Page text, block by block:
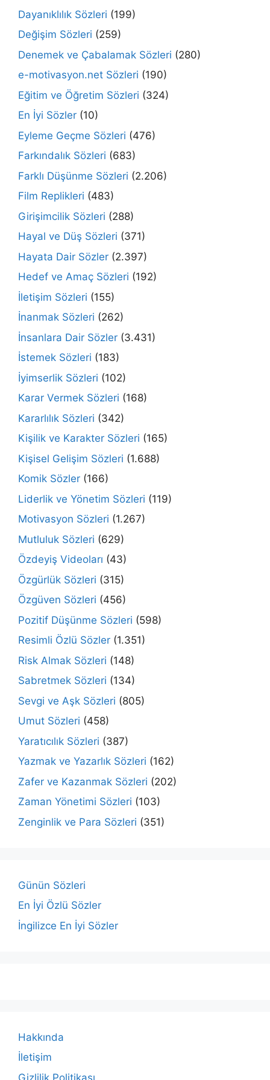
Dayanıklılık Sözleri (199)
Değişim Sözleri (259)
Denemek ve Çabalamak Sözleri (280)
e-motivasyon.net Sözleri (190)
Eğitim ve Öğretim Sözleri (324)
En İyi Sözler (10)
Eyleme Geçme Sözleri (476)
Farkındalık Sözleri (683)
Farklı Düşünme Sözleri (2.206)
Film Replikleri (483)
Girişimcilik Sözleri (288)
Hayal ve Düş Sözleri (371)
Hayata Dair Sözler (2.397)
Hedef ve Amaç Sözleri (192)
İletişim Sözleri (155)
İnanmak Sözleri (262)
İnsanlara Dair Sözler (3.431)
İstemek Sözleri (183)
İyimserlik Sözleri (102)
Karar Vermek Sözleri (168)
Kararlılık Sözleri (342)
Kişilik ve Karakter Sözleri (165)
Kişisel Gelişim Sözleri (1.688)
Komik Sözler (166)
Liderlik ve Yönetim Sözleri (119)
Motivasyon Sözleri (1.267)
Mutluluk Sözleri (629)
Özdeyiş Videoları (43)
Özgürlük Sözleri (315)
Özgüven Sözleri (456)
Pozitif Düşünme Sözleri (598)
Resimli Özlü Sözler (1.351)
Risk Almak Sözleri (148)
Sabretmek Sözleri (134)
Sevgi ve Aşk Sözleri (805)
Umut Sözleri (458)
Yaratıcılık Sözleri (387)
Yazmak ve Yazarlık Sözleri (162)
Zafer ve Kazanmak Sözleri (202)
Zaman Yönetimi Sözleri (103)
Zenginlik ve Para Sözleri (351)
Günün Sözleri
En İyi Özlü Sözler
İngilizce En İyi Sözler
Hakkında
İletişim
Gizlilik Politikası